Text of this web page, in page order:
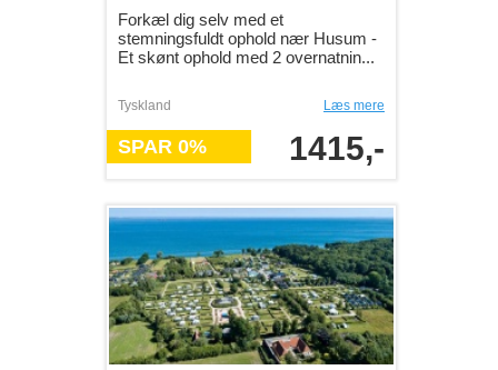
Forkæl dig selv med et
stemningsfuldt ophold nær Husum -
Et skønt ophold med 2 overnatnin...
Tyskland Læs mere
SPAR 0% 1415,-